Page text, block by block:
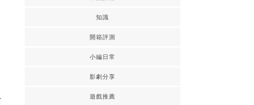
知識
開箱評測
小編日常
影劇分享
遊戲推薦